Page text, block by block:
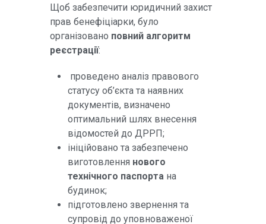
Щоб забезпечити юридичний захист
прав бенефіціарки, було
організовано повний алгоритм
реєстрації:
проведено аналіз правового
статусу об’єкта та наявних
документів, визначено
оптимальний шлях внесення
відомостей до ДРРП;
ініційовано та забезпечено
виготовлення нового
технічного паспорта на
будинок;
підготовлено звернення та
супровід до уповноваженої